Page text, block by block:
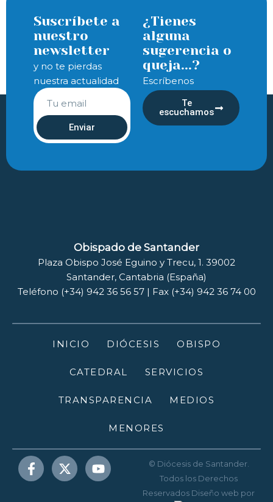
Suscríbete a
nuestro
newsletter
y no te pierdas
nuestra actualidad
Enviar
¿Tienes
alguna
sugerencia o
queja...?
Escríbenos
Te
escuchamos
Obispado de Santander
Plaza Obispo José Eguino y Trecu, 1. 39002
Santander, Cantabria (España)
Teléfono (+34) 942 36 56 57 | Fax (+34) 942 36 74 00
INICIO DIÓCESIS OBISPO
CATEDRAL SERVICIOS
TRANSPARENCIA MEDIOS
MENORES
© Diócesis de Santander.
Todos los Derechos
Reservados Diseño web por